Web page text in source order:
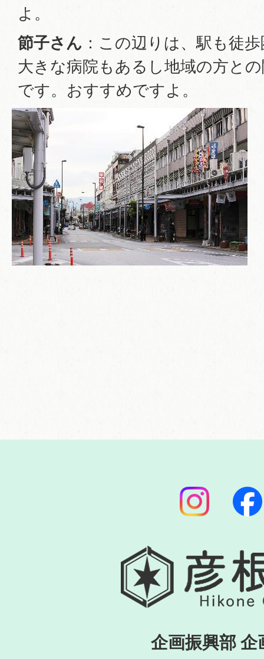
よ。
節子さん ：この辺りは、駅も徒
大きな病院もあるし地域の方と
です。おすすめですよ。
企画振興部 企